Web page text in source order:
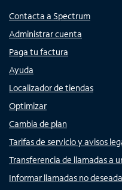
Contacta a Spectrum
Administrar cuenta
Paga tu factura
Ayuda
Localizador de tiendas
Optimizar
Cambia de plan
Tarifas de servicio y avisos
Transferencia de llamadas a
Informar llamadas no